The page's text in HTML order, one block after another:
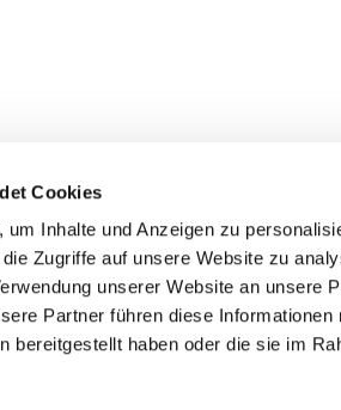
Cookies
Inhalte und Anzeigen zu
Zugriffe auf unsere Website zu
unserer Website an unsere
Partner führen diese
bereitgestellt haben oder die sie im